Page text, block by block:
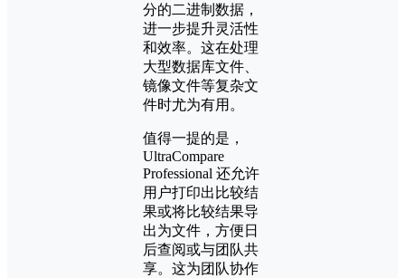
分的二进制数据，
进一步提升灵活性
和效率。这在处理
大型数据库文件、
镜像文件等复杂文
件时尤为有用。
值得一提的是，
UltraCompare
Professional 还允许
用户打印出比较结
果或将比较结果导
出为文件，方便日
后查阅或与团队共
享。这为团队协作